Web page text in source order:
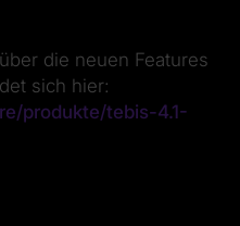
die neuen Features
sich hier:
produkte/tebis-4.1-